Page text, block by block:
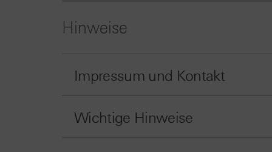
Hinweise
Impressum und Kontakt
Wichtige Hinweise